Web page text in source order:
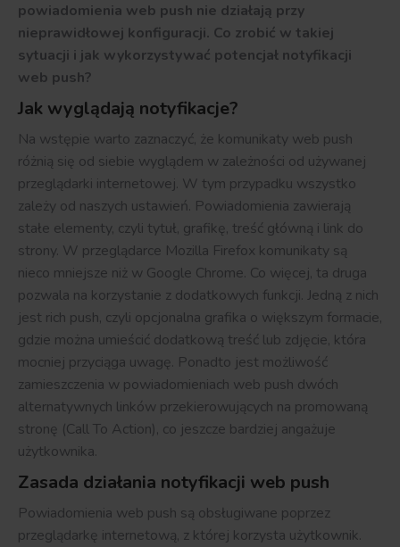
powiadomienia web push nie działają przy
nieprawidłowej konfiguracji. Co zrobić w takiej
sytuacji i jak wykorzystywać potencjał notyfikacji
web push?
Jak wyglądają notyfikacje?
Na wstępie warto zaznaczyć, że komunikaty web push
różnią się od siebie wyglądem w zależności od używanej
przeglądarki internetowej. W tym przypadku wszystko
zależy od naszych ustawień. Powiadomienia zawierają
stałe elementy, czyli tytuł, grafikę, treść główną i link do
strony. W przeglądarce Mozilla Firefox komunikaty są
nieco mniejsze niż w Google Chrome. Co więcej, ta druga
pozwala na korzystanie z dodatkowych funkcji. Jedną z nich
jest rich push, czyli opcjonalna grafika o większym formacie,
gdzie można umieścić dodatkową treść lub zdjęcie, która
mocniej przyciąga uwagę. Ponadto jest możliwość
zamieszczenia w powiadomieniach web push dwóch
alternatywnych linków przekierowujących na promowaną
stronę (Call To Action), co jeszcze bardziej angażuje
użytkownika.
Zasada działania notyfikacji web push
Powiadomienia web push są obsługiwane poprzez
przeglądarkę internetową, z której korzysta użytkownik.